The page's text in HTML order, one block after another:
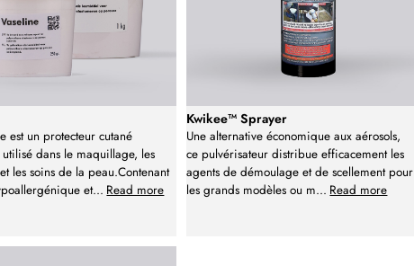
est un protecteur cutané
utilisé dans le maquillage, les
les soins de la peau.Contenant
et... Read more
Kwikee™ Sprayer
Une alternative économique aux aérosols,
ce pulvérisateur distribue efficacement les
agents de démoulage et de scellement pour
les grands modèles ou m... Read more